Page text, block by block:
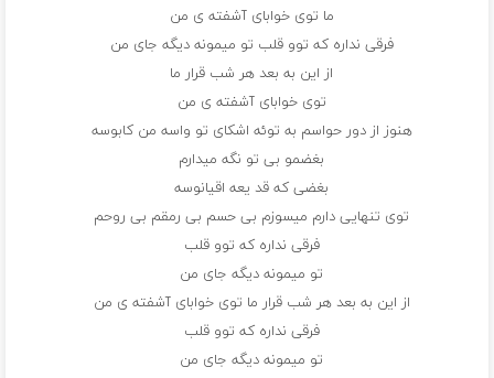
ما توی خوابای آشفته ی من
فرقی نداره که توو قلب تو میمونه دیگه جای من
از این به بعد هر شب قرار ما
توی خوابای آشفته ی من
هنوز از دور حواسم به توئه اشکای تو واسه من کابوسه
بغضمو بی تو نگه میدارم
بغضی که قد یعه اقیانوسه
توی تنهایی دارم میسوزم بی حسم بی رمقم بی روحم
فرقی نداره که توو قلب
تو میمونه دیگه جای من
از این به بعد هر شب قرار ما توی خوابای آشفته ی من
فرقی نداره که توو قلب
تو میمونه دیگه جای من